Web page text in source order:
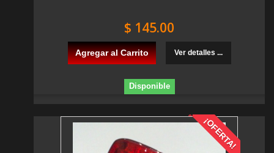
$ 145.00
Agregar al Carrito Ver detalles ...
Disponible
¡OFERTA!